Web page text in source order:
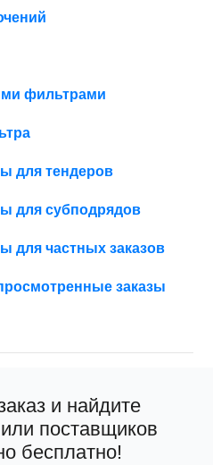
фильтрами
для тендеров
для субподрядов
для частных заказов
заказы
и найдите
поставщиков
бесплатно!